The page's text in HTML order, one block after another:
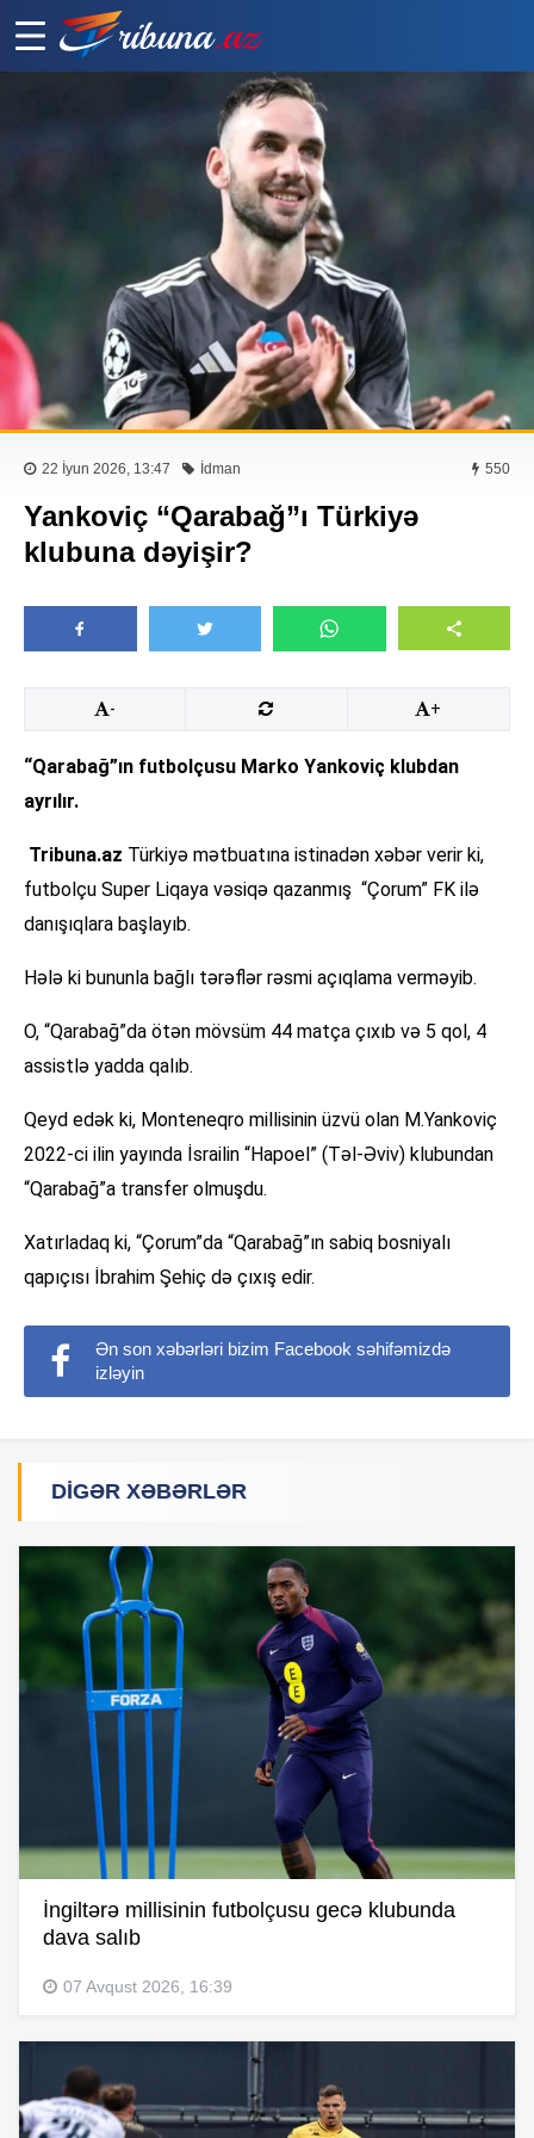
22 İyun 2026, 13:47 İdman 550
Yankoviç “Qarabağ”ı Türkiyə
klubuna dəyişir?
- +
“Qarabağ”ın futbolçusu Marko Yankoviç klubdan
ayrılır.
Tribuna.az Türkiyə mətbuatına istinadən xəbər verir ki,
futbolçu Super Liqaya vəsiqə qazanmış “Çorum” FK ilə
danışıqlara başlayıb.
Hələ ki bununla bağlı tərəflər rəsmi açıqlama verməyib.
O, “Qarabağ”da ötən mövsüm 44 matça çıxıb və 5 qol, 4
assistlə yadda qalıb.
Qeyd edək ki, Monteneqro millisinin üzvü olan M.Yankoviç
2022-ci ilin yayında İsrailin “Hapoel” (Təl-Əviv) klubundan
“Qarabağ”a transfer olmuşdu.
Xatırladaq ki, “Çorum”da “Qarabağ”ın sabiq bosniyalı
qapıçısı İbrahim Şehiç də çıxış edir.
Ən son xəbərləri bizim Facebook səhifəmizdə
izləyin
DIGƏR XƏBƏRLƏR
İngiltərə millisinin futbolçusu gecə klubunda
dava salıb
07 Avqust 2026, 16:39